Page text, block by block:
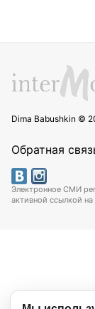
Dima Babushkin ©
Обратная
Электронное СМИ
активной ссылкой на